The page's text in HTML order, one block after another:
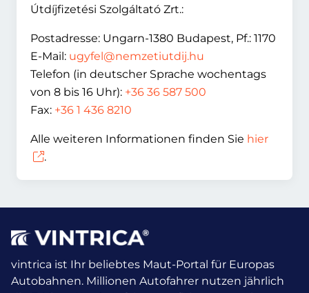
Útdíjfizetési Szolgáltató Zrt.:
Postadresse: Ungarn-1380 Budapest, Pf.: 1170
E-Mail: ugyfel@nemzetiutdij.hu
Telefon (in deutscher Sprache wochentags
von 8 bis 16 Uhr): +36 36 587 500
Fax: +36 1 436 8210
Alle weiteren Informationen finden Sie hier
.
vintrica ist Ihr beliebtes Maut-Portal für Europas
Autobahnen. Millionen Autofahrer nutzen jährlich